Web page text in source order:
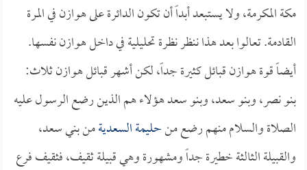
مكة المكرمة، ولا يستبعد أبداً أن تكون الدائرة على هوازن في المرة
القادمة. تعالوا بعد هذا ننظر نظرة تحليلية في داخل هوازن نفسها.
أيضاً قوة هوازن قبائل كثيرة جداً، لكن أشهر قبائل هوازن ثلاث:
بنو نصر، وبنو سعد، وبنو سعد هؤلاء هم الذين رضع الرسول عليه
الصلاة والسلام منهم رضع منحليمة السعديةمن بني سعد،
والقبيلة الثالثة خطيرة جداً ومشهورة وهي قبيلة ثقيف، فثقيف فرع